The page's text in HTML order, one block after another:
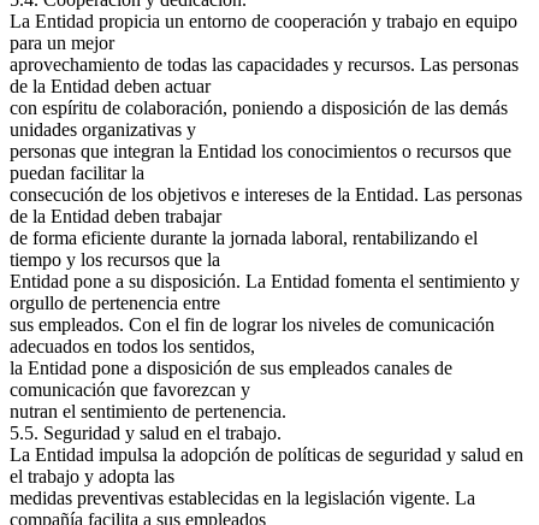
La Entidad propicia un entorno de cooperación y trabajo en equipo
para un mejor
aprovechamiento de todas las capacidades y recursos. Las personas
de la Entidad deben actuar
con espíritu de colaboración, poniendo a disposición de las demás
unidades organizativas y
personas que integran la Entidad los conocimientos o recursos que
puedan facilitar la
consecución de los objetivos e intereses de la Entidad. Las personas
de la Entidad deben trabajar
de forma eficiente durante la jornada laboral, rentabilizando el
tiempo y los recursos que la
Entidad pone a su disposición. La Entidad fomenta el sentimiento y
orgullo de pertenencia entre
sus empleados. Con el fin de lograr los niveles de comunicación
adecuados en todos los sentidos,
la Entidad pone a disposición de sus empleados canales de
comunicación que favorezcan y
nutran el sentimiento de pertenencia.
5.5. Seguridad y salud en el trabajo.
La Entidad impulsa la adopción de políticas de seguridad y salud en
el trabajo y adopta las
medidas preventivas establecidas en la legislación vigente. La
compañía facilita a sus empleados